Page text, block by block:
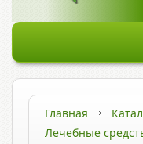
Главная
Лечебные